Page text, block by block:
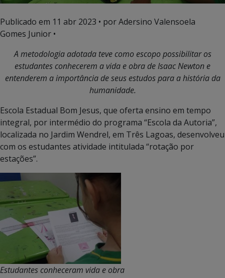
Publicado em 11 abr 2023 • por Adersino Valensoela
Gomes Junior •
A metodologia adotada teve como escopo possibilitar os
estudantes conhecerem a vida e obra de Isaac Newton e
entenderem a importância de seus estudos para a história da
humanidade.
Escola Estadual Bom Jesus, que oferta ensino em tempo
integral, por intermédio do programa “Escola da Autoria”,
localizada no Jardim Wendrel, em Três Lagoas, desenvolveu
com os estudantes atividade intitulada “rotação por
estações”.
Estudantes conheceram vida e obra